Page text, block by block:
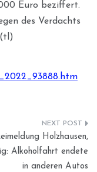
Euro beziffert.
des Verdachts
(tl)
Holzhausen,
Alkoholfahrt endete
in anderen Autos